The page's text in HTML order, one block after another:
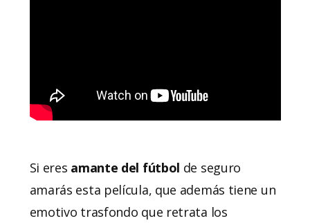
Si eres amante del fútbol de seguro
amarás esta película, que además tiene un
emotivo trasfondo que retrata los